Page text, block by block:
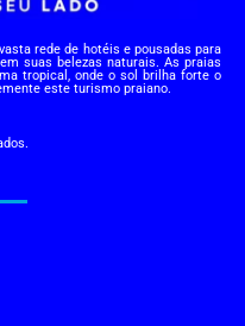
rede de hotéis e pousadas para
suas belezas naturais. As praias
tropical, onde o sol brilha forte o
este turismo praiano.